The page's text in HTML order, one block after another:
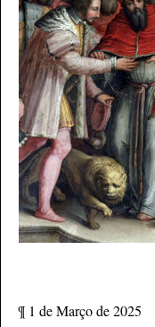
¶ 1 de Março de 2025